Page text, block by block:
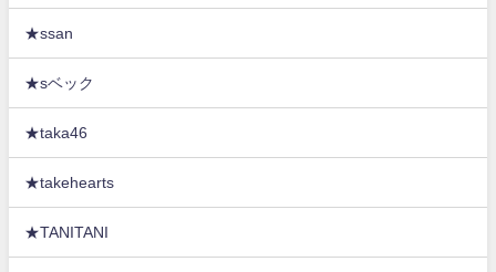
★ssan
★sベック
★taka46
★takehearts
★TANITANI